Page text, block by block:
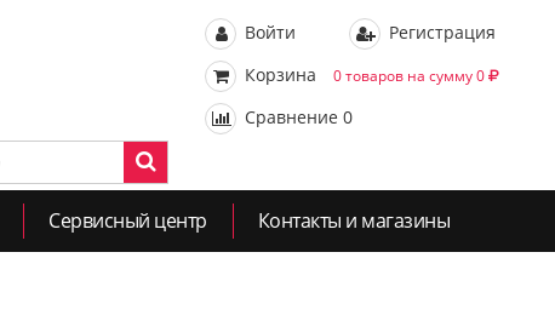
Войти
Регистрация
Корзина
0 товаров на сумму 0
Сравнение 0
Сервисный центр Контакты и магазины